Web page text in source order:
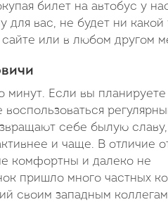
билет на автобус у
вас, не будет ни какой
или в любом другом
минут. Если вы планируете
себе былую
и чаще. В отличие
комфортны и далеко не
пришло много частных
своим западным